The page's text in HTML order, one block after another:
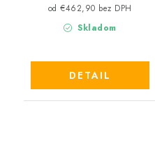
Skladom
od €462,90 bez DPH
DETAIL